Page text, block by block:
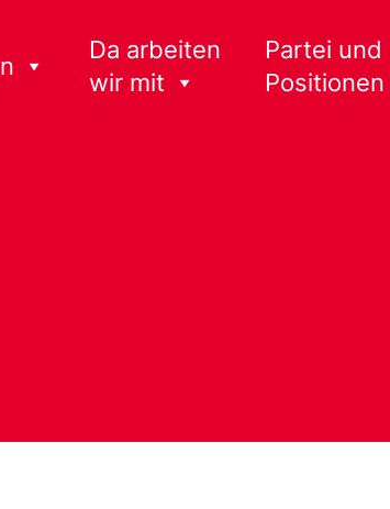
Da arbeiten
wir mit
Partei und
Positionen